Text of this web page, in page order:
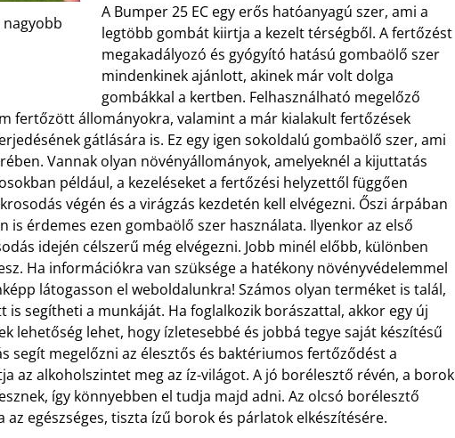
A Bumper 25 EC egy erős hatóanyagú szer, ami a
legtöbb gombát kiirtja a kezelt térségből. A fertőzést
megakadályozó és gyógyító hatású gombaölő szer
mindenkinek ajánlott, akinek már volt dolga
gombákkal a kertben. Felhasználható megelőző
fertőzött állományokra, valamint a már kialakult fertőzések
gátlására is. Ez egy igen sokoldalú gombaölő szer, ami
Vannak olyan növényállományok, amelyeknél a kijuttatás
például, a kezeléseket a fertőzési helyzettől függően
végén és a virágzás kezdetén kell elvégezni. Őszi árpában
is érdemes ezen gombaölő szer használata. Ilyenkor az első
idején célszerű még elvégezni. Jobb minél előbb, különben
Ha információkra van szüksége a hatékony növényvédelemmel
látogasson el weboldalunkra! Számos olyan terméket is talál,
is segítheti a munkáját. Ha foglalkozik borászattal, akkor egy új
lehetőség lehet, hogy ízletesebbé és jobbá tegye saját készítésű
segít megelőzni az élesztős és baktériumos fertőződést a
az alkoholszintet meg az íz-világot. A jó borélesztő révén, a borok
így könnyebben el tudja majd adni. Az olcsó borélesztő
az egészséges, tiszta ízű borok és párlatok elkészítésére.